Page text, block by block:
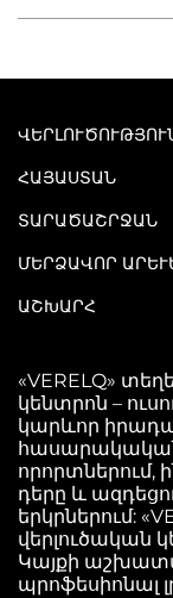
ՀԱՅԱՍՏԱՆ
ՏԱՐԱԾԱՇՐՋԱՆ
ՄԵՐՁԱՎՈՐ
ԱՇԽԱՐՀ
«VERELQ»
կենտրոն –
կարևոր
որորտներում,
դերը և
երկրներում:
վերլուծական
Կայքի
պրոֆեսիոնալ